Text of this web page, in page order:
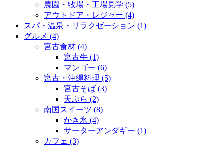
農園・牧場・工場見学 (5)
アウトドア・レジャー (4)
スパ・温泉・リラクゼーション (1)
グルメ (4)
宮古食材 (4)
宮古牛 (1)
マンゴー (6)
宮古・沖縄料理 (5)
宮古そば (3)
天ぷら (2)
南国スイーツ (8)
かき氷 (4)
サーターアンダギー (1)
カフェ (3)